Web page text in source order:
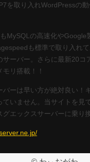
を取り入れWordPressの
MySQLの高速化やGoogle
も標準で取り入れ
サーバー。さらに最新20コ
リ搭載！！
バーは早い方が絶対良い！
ていません。当サイトを見
グエックスサーバーに乗り